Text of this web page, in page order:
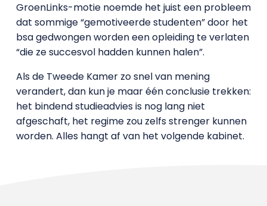
GroenLinks-motie noemde het juist een probleem
dat sommige “gemotiveerde studenten” door het
bsa gedwongen worden een opleiding te verlaten
“die ze succesvol hadden kunnen halen”.
Als de Tweede Kamer zo snel van mening
verandert, dan kun je maar één conclusie trekken:
het bindend studieadvies is nog lang niet
afgeschaft, het regime zou zelfs strenger kunnen
worden. Alles hangt af van het volgende kabinet.